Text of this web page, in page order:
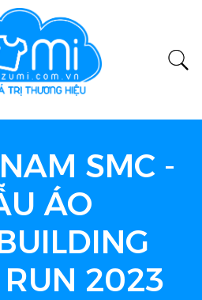
SMC -
ÁO
2023